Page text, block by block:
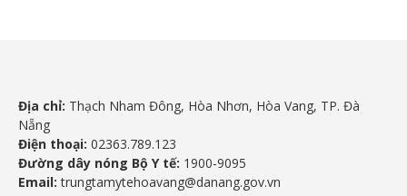
Địa chỉ: Thạch Nham Đông, Hòa Nhơn, Hòa Vang, TP. Đà
Nẵng
Điện thoại: 02363.789.123
Đường dây nóng Bộ Y tế: 1900-9095
Email: trungtamytehoavang@danang.gov.vn